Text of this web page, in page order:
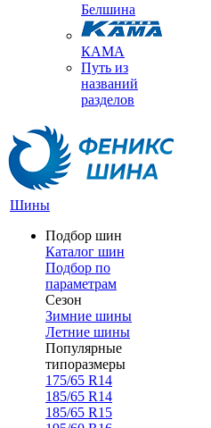
Белшина
КАМА
Путь из
названий
разделов
Шины
Подбор шин
Каталог шин
Подбор по
параметрам
Сезон
Зимние шины
Летние шины
Популярные
типоразмеры
175/65 R14
185/65 R14
185/65 R15